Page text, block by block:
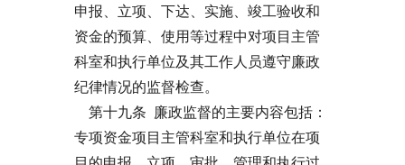
申报、立项、下达、实施、竣工验收和
资金的预算、使用等过程中对项目主管
科室和执行单位及其工作人员遵守廉政
纪律情况的监督检查。
第十九条 廉政监督的主要内容包括：
专项资金项目主管科室和执行单位在项